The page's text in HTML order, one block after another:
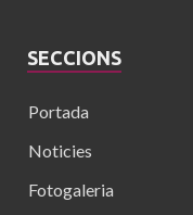
SECCIONS
Portada
Noticies
Fotogaleria